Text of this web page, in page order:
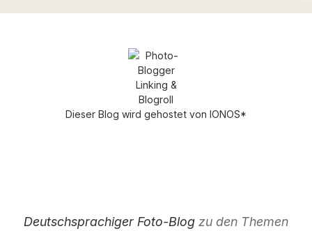
Dieser Blog wird gehostet von IONOS*
Deutschsprachiger Foto-Blog zu den Themen